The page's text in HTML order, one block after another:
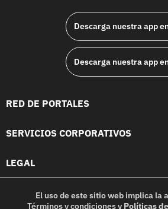
Descarga nuestra app
Descarga nuestra app
RED DE PORTALES
SERVICIOS CORPORATIVOS
LEGAL
El uso de este sitio web implica la
Términos y condicionesy Políticas